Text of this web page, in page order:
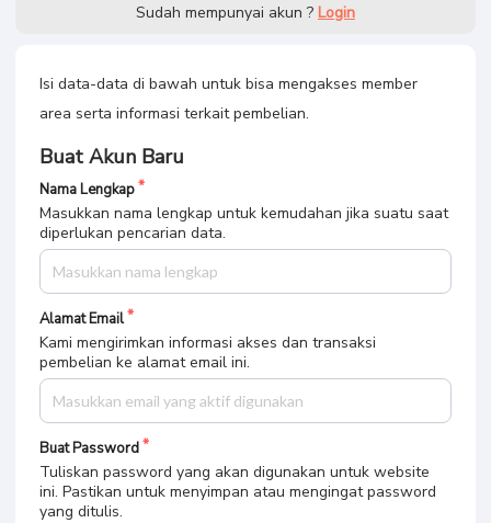
Sudah mempunyai akun ? Login
Isi data-data di bawah untuk bisa mengakses member
area serta informasi terkait pembelian.
Buat Akun Baru
Nama Lengkap
Masukkan nama lengkap untuk kemudahan jika suatu saat
diperlukan pencarian data.
Alamat Email
Kami mengirimkan informasi akses dan transaksi
pembelian ke alamat email ini.
Buat Password
Tuliskan password yang akan digunakan untuk website
ini. Pastikan untuk menyimpan atau mengingat password
yang ditulis.